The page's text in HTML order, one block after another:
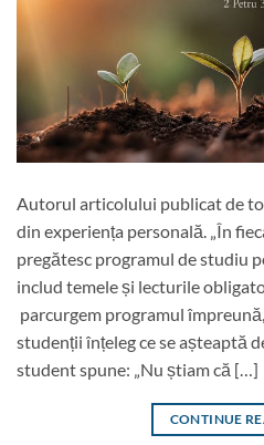
Autorul articolului publicat de
din experiența personală. „În
pregătesc programul de studiu
includ temele și lecturile
parcurgem programul
studenții înțeleg ce se așteaptă
student spune: „Nu știam că […]
CONTINUE